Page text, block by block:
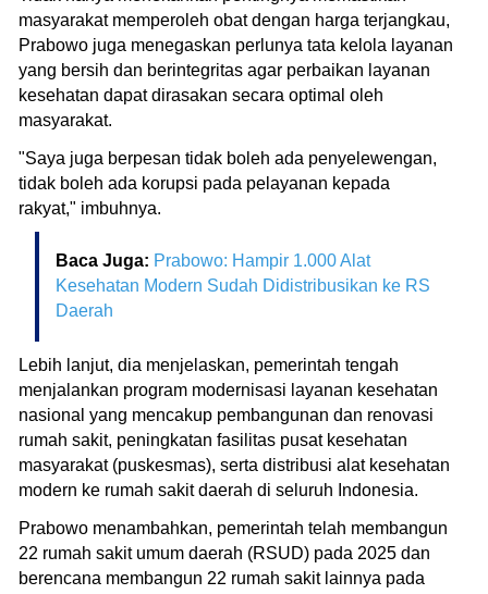
masyarakat memperoleh obat dengan harga terjangkau,
Prabowo juga menegaskan perlunya tata kelola layanan
yang bersih dan berintegritas agar perbaikan layanan
kesehatan dapat dirasakan secara optimal oleh
masyarakat.
"Saya juga berpesan tidak boleh ada penyelewengan,
tidak boleh ada korupsi pada pelayanan kepada
rakyat," imbuhnya.
Baca Juga: Prabowo: Hampir 1.000 Alat
Kesehatan Modern Sudah Didistribusikan ke RS
Daerah
Lebih lanjut, dia menjelaskan, pemerintah tengah
menjalankan program modernisasi layanan kesehatan
nasional yang mencakup pembangunan dan renovasi
rumah sakit, peningkatan fasilitas pusat kesehatan
masyarakat (puskesmas), serta distribusi alat kesehatan
modern ke rumah sakit daerah di seluruh Indonesia.
Prabowo menambahkan, pemerintah telah membangun
22 rumah sakit umum daerah (RSUD) pada 2025 dan
berencana membangun 22 rumah sakit lainnya pada